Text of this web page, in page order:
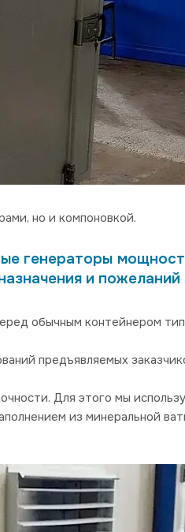
но и компоновкой.
генераторы
и пожеланий
обычным контейнером
предъявляемых
Для этого мы
из минеральной